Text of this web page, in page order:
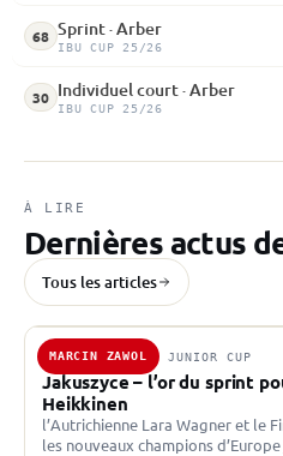
68 Sprint · Arber
IBU CUP 25/26
30 Individuel court · Arber
IBU CUP 25/26
À LIRE
Dernières actus
Tous les articles
MARCIN ZAWOL
10 FÉV. 2024 · JUNIOR CUP
Jakuszyce – l’or du sprint
Heikkinen
l’Autrichienne Lara Wagner et le
les nouveaux champions